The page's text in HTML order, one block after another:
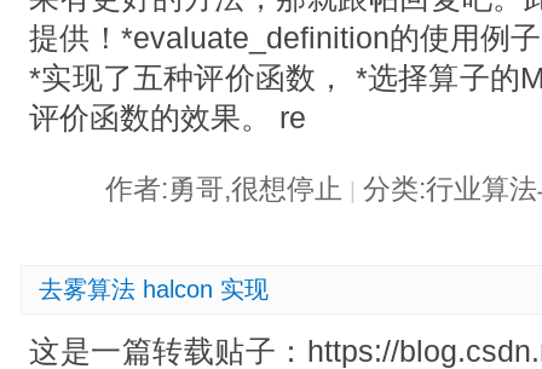
提供！*evaluate_definition的使用例
*实现了五种评价函数， *选择算子的
评价函数的效果。 re
作者:勇哥,很想停止 分类:行业算
去雾算法 halcon 实现
这是一篇转载贴子：https://